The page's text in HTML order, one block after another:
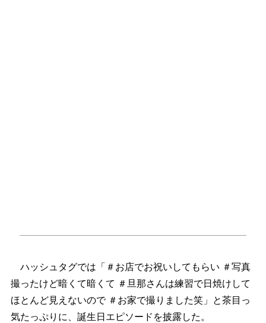
ハッシュタグでは「＃お店でお祝いしてもらい ＃写真
撮ったけど暗くて暗くて ＃旦那さんは練習で日焼けして
ほとんど見えないので ＃お家で撮りました笑」と茶目っ
気たっぷりに、誕生日エピソードを披露した。